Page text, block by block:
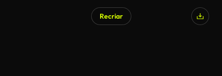
Recriar